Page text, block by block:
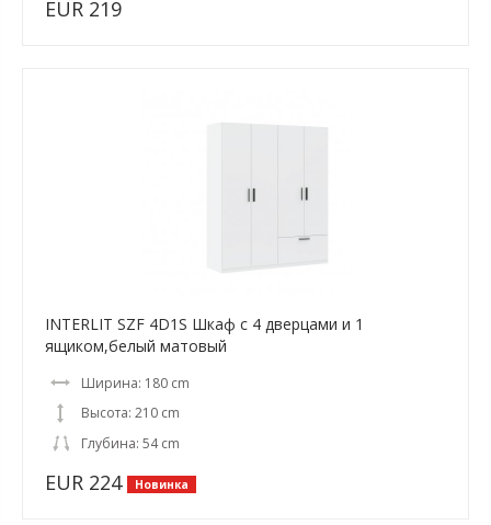
EUR 219
INTERLIT SZF 4D1S Шкаф с 4 дверцами и 1
ящиком,белый матовый
Ширина: 180 cm
Высота: 210 cm
Глубина: 54 cm
EUR 224 Новинка